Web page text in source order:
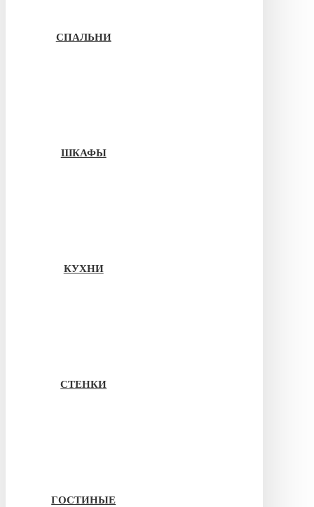
СПАЛЬНИ
ШКАФЫ
КУХНИ
СТЕНКИ
ГОСТИНЫЕ